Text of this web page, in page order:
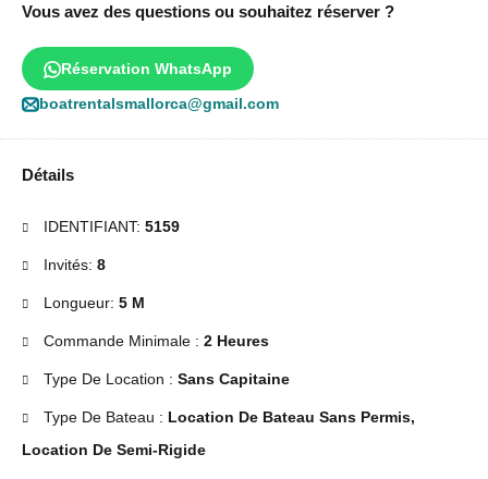
Vous avez des questions ou souhaitez réserver ?
Réservation WhatsApp
boatrentalsmallorca@gmail.com
Détails
IDENTIFIANT: 5159
Invités: 8
Longueur: 5 M
Commande Minimale : 2 Heures
Type De Location : Sans Capitaine
Type De Bateau : Location De Bateau Sans Permis,
Location De Semi-Rigide